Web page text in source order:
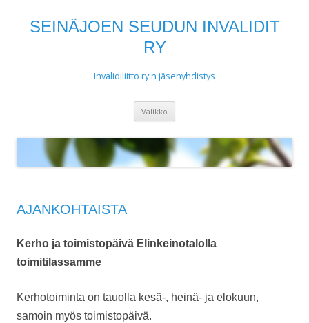
SEINÄJOEN SEUDUN INVALIDIT
RY
Invalidiliitto ry:n jäsenyhdistys
Valikko
AJANKOHTAISTA
Kerho ja toimistopäivä Elinkeinotalolla
toimitilassamme
Kerhotoiminta on tauolla kesä-, heinä- ja elokuun,
samoin myös toimistopäivä.